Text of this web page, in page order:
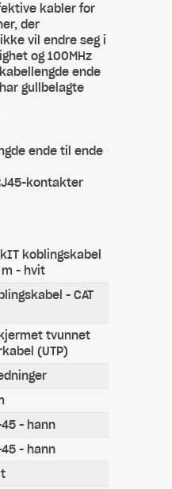
kabler for
der
vil endre seg i
og 100MHz
ende
gullbelagte
ende til ende
kontakter
koblingskabel
- hvit
- CAT
tvunnet
(UTP)
45 - hann
45 - hann